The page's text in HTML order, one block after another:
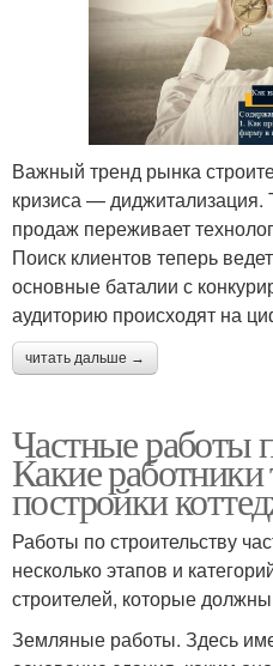
Важный тренд рынка
кризиса —
продаж переживает
Поиск клиентов теперь
основные баталии с
аудиторию происходят на
читать дальше →
Частные работы
Какие
постройки
Работы по строительству
несколько этапов и
строителей, которые
Земляные работы. Здесь